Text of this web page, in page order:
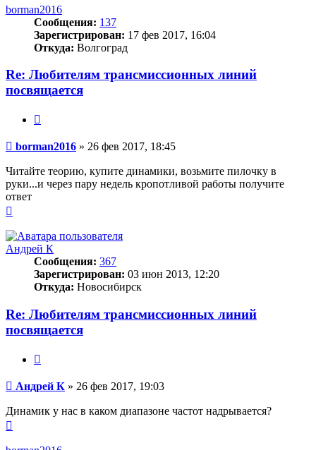
началу
borman2016
Сообщения: 137
Зарегистрирован: 17 фев 2017, 16:04
Откуда: Волгоград
Re: Любителям трансмиссионных линий
посвящается
Сообщение
borman2016 » 26 фев 2017, 18:45
Читайте теорию, купите динамики, возьмите пилочку в
руки...и через пару недель кропотливой работы получите
ответ
началу
Андрей К
Сообщения: 367
Зарегистрирован: 03 июн 2013, 12:20
Откуда: Новосибирск
Re: Любителям трансмиссионных линий
посвящается
Сообщение
Андрей К » 26 фев 2017, 19:03
Динамик у нас в каком диапазоне частот надрывается?